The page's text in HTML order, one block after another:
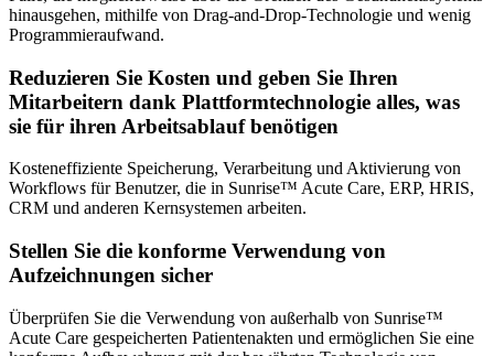
hinausgehen, mithilfe von Drag-and-Drop-Technologie und wenig
Programmieraufwand.
Reduzieren Sie Kosten und geben Sie Ihren
Mitarbeitern dank Plattformtechnologie alles, was
sie für ihren Arbeitsablauf benötigen
Kosteneffiziente Speicherung, Verarbeitung und Aktivierung von
Workflows für Benutzer, die in Sunrise™ Acute Care, ERP, HRIS,
CRM und anderen Kernsystemen arbeiten.
Stellen Sie die konforme Verwendung von
Aufzeichnungen sicher
Überprüfen Sie die Verwendung von außerhalb von Sunrise™
Acute Care gespeicherten Patientenakten und ermöglichen Sie eine